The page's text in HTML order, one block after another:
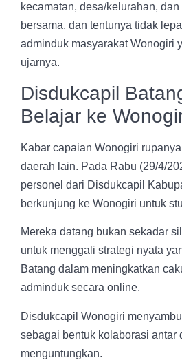
kecamatan, desa/kelurahan,
bersama, dan tentunya tidak
adminduk masyarakat Wonogiri
ujarnya.
Disdukcapil
Belajar ke
Kabar capaian Wonogiri
daerah lain. Pada Rabu (29/4/
personel dari Disdukcapil
berkunjung ke Wonogiri untuk
Mereka datang bukan sekadar
untuk menggali strategi nyata
Batang dalam meningkatkan
adminduk secara online.
Disdukcapil Wonogiri
sebagai bentuk kolaborasi antar
menguntungkan.